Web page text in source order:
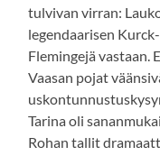
tulvivan virran:
legendaarisen
Flemingejä vastaan.
Vaasan pojat
Tarina oli
Rohan tallit